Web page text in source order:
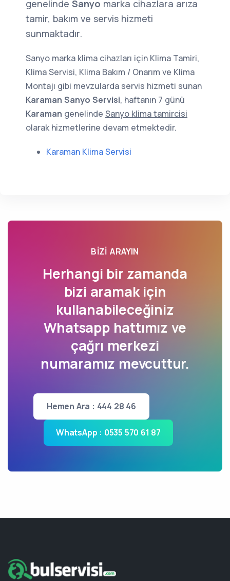
genelinde Sanyo marka cihazlara arıza
tamir, bakım ve servis hizmeti
sunmaktadır.
Sanyo marka klima cihazları için Klima Tamiri,
Klima Servisi, Klima Bakım / Onarım ve Klima
Montajı gibi mevzularda servis hizmeti sunan
Karaman Sanyo Servisi, haftanın 7 günü
Karaman genelinde Sanyo klima tamircisi
olarak hizmetlerine devam etmektedir.
Karaman Klima Servisi
BIZI ARAYIN
Herhangi bir zamanda
bizi aramak için
kullanabileceğiniz
Whatsapp hattımız ve
çağrı merkezi
numaramız mevcuttur.
Hemen Ara : 444 28 46
WhatsApp : 0535 570 61 87